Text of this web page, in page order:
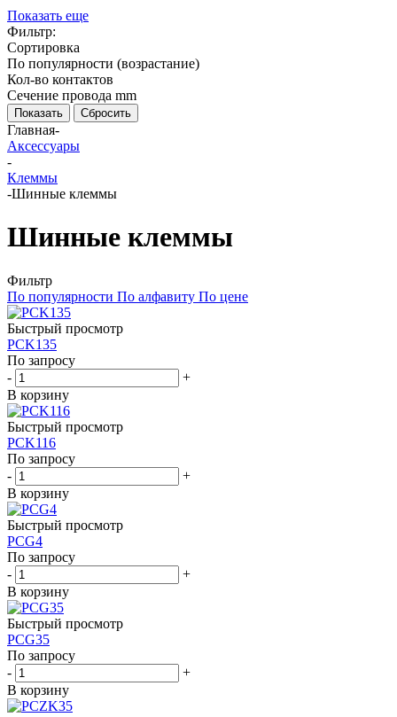
Показать еще
Фильтр:
Сортировка
По популярности (возрастание)
Кол-во контактов
Сечение провода mm
Показать Сбросить
Главная-
Аксессуары
-
Клеммы
-Шинные клеммы
Шинные клеммы
Фильтр
По популярности По алфавиту По цене
Быстрый просмотр
PCK135
По запросу
-
+
В корзину
Быстрый просмотр
PCK116
По запросу
-
+
В корзину
Быстрый просмотр
PCG4
По запросу
-
+
В корзину
Быстрый просмотр
PCG35
По запросу
-
+
В корзину